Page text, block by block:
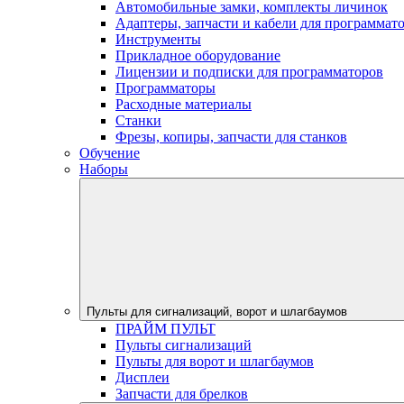
Автомобильные замки, комплекты личинок
Адаптеры, запчасти и кабели для
Инструменты
Прикладное оборудование
Лицензии и подписки для программаторов
Программаторы
Расходные материалы
Станки
Фрезы, копиры, запчасти для станков
Обучение
Наборы
Пульты для сигнализаций, ворот и шлагбаумов
ПРАЙМ ПУЛЬТ
Пульты сигнализаций
Пульты для ворот и шлагбаумов
Дисплеи
Запчасти для брелков